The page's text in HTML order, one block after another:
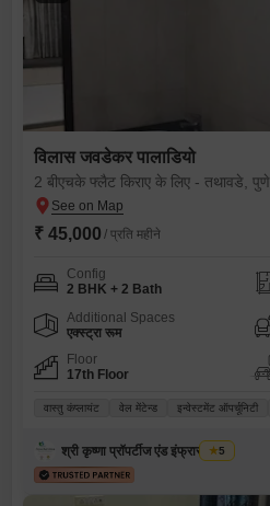
विलास जवडेकर पालाडियो
2 बीएचके फ्लैट किराए के लिए - तथावडे, पुणे
₹ 45,000 / प्रति महीने
Config
2 BHK + 2 Bath
Additional Spaces
एक्स्ट्रा रूम
Floor
17th Floor
वास्तु कंप्लायंट वेल मेंटेन्ड इन्वेस्टमेंट ऑपर्चूनिटी
श्री कृष्णा प्रॉपर्टीज एंड इंफ्रास्ट्रक्चर
5